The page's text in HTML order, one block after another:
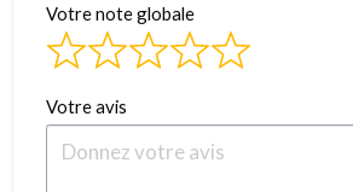
Votre note globale
Votre avis